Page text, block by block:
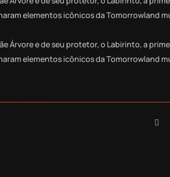
elementos icônicos da Tomorrowland
Árvore e de seu protetor, o Labirinto, a
elementos icônicos da Tomorrowland